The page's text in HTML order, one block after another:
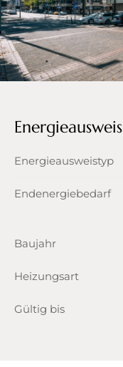
Energieausweis
Energieausweistyp
Endenergiebedarf
Baujahr
Heizungsart
Gültig bis